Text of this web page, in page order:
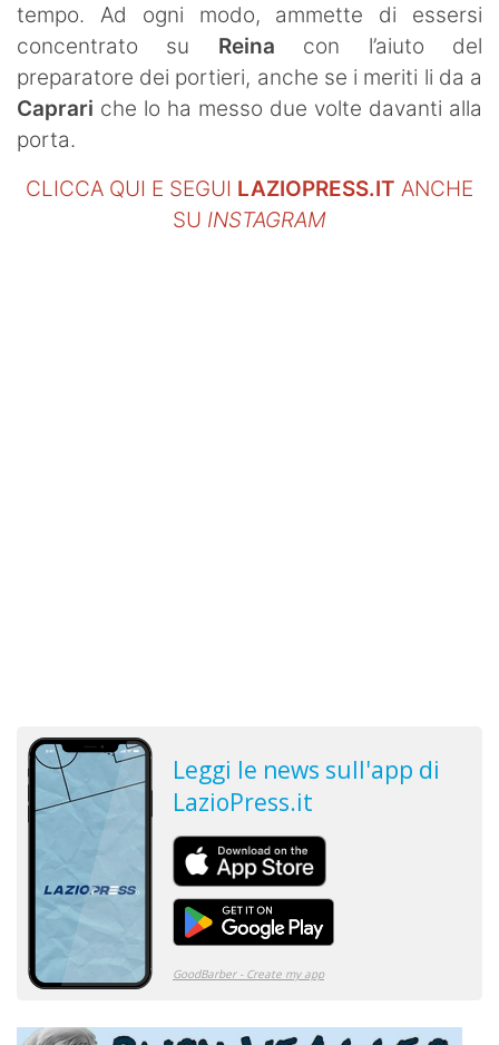
tempo. Ad ogni modo, ammette di essersi
concentrato su Reina con l’aiuto del
preparatore dei portieri, anche se i meriti li da a
Caprari che lo ha messo due volte davanti alla
porta.
CLICCA QUI E SEGUI LAZIOPRESS.IT ANCHE
SU INSTAGRAM